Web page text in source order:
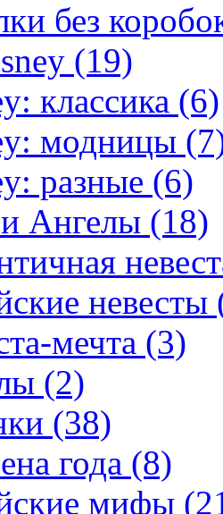
без
(19)
классика (6)
модницы
разные (6)
Ангелы (18)
невесты
мечта (3)
(2)
(38)
года (8)
мифы